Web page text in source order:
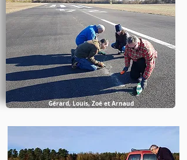
Gérard, Louis, Zoé et Arnaud